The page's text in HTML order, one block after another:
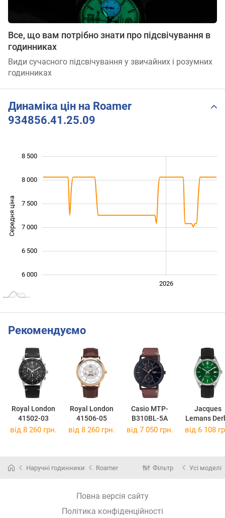
Все, що вам потрібно знати про підсвічування в
годинниках
Види сучасного підсвічування у звичайних і розумних
годинниках
Динаміка цін на Roamer
934856.41.25.09
Середня ціна
6 000
6 500
7 000
7 500
8 000
8 500
2026
Рекомендуємо
Royal London
41502-03
Royal London
41506-05
Casio MTP-
B310BL-5A
Jacques
Lemans
50-3T
від 8 260 грн. від 8 260 грн. від 7 050 грн. від 6 108
Наручні годинники Roamer Фільтр Усі моделі
Повна версія сайту
Політика конфіденційності